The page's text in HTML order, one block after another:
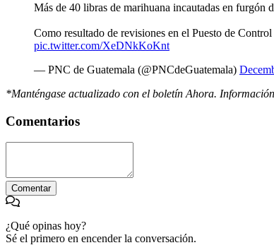
Más de 40 libras de marihuana incautadas en furgón
Como resultado de revisiones en el Puesto de
pic.twitter.com/XeDNkKoKnt
— PNC de Guatemala (@PNCdeGuatemala)
*Manténgase actualizado con el boletín Ahora.
Comentarios
Comentar
¿Qué opinas hoy?
Sé el primero en encender la conversación.